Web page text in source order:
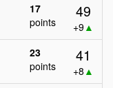
17
points
49
+9▲
23
points
41
+8 ▲